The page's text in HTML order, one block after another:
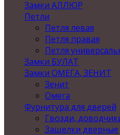
Замки АЛЛЮР
Петли
Петля левая
Петля правая
Петля
Замки БУЛАТ
Замки ОМЕГА, ЗЕНИТ
Зенит
Омега
Фурнитура для дверей
Гвозди,
Защелки дверные